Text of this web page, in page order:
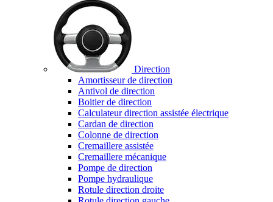
Direction
Amortisseur de direction
Antivol de direction
Boitier de direction
Calculateur direction assistée électrique
Cardan de direction
Colonne de direction
Cremaillere assistée
Cremaillere mécanique
Pompe de direction
Pompe hydraulique
Rotule direction droite